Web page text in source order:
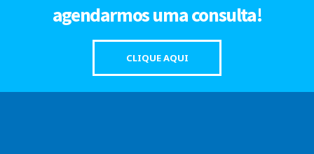
agendarmos uma consulta!
CLIQUE AQUI